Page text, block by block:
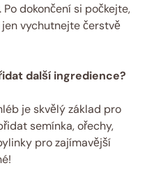
dokončení si počkejte,
vychutnejte čerstvě
další ingredience?
je skvělý základ pro
semínka, ořechy,
pro zajímavější